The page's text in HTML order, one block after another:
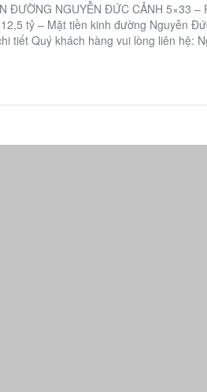
ĐƯỜNG NGUYỄN ĐỨC CẢNH 5×33
tỷ – Mặt tiền kinh đường Nguyễn
tiết Quý khách hàng vui lòng liên hệ: